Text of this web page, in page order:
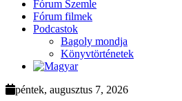
Fórum Szemle
Fórum filmek
Podcastok
Bagoly mondja
Könyvtörténetek
péntek, augusztus 7, 2026